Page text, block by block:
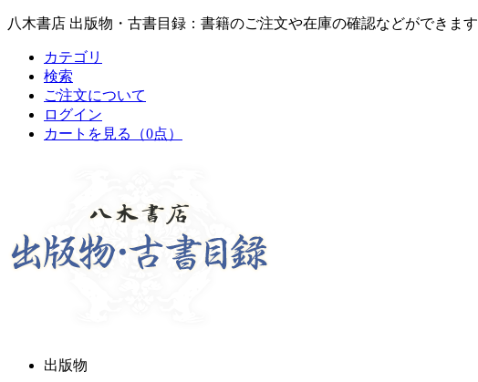
八木書店 出版物・古書目録：書籍のご注文や在庫の確認などができます
カテゴリ
検索
ご注文について
ログイン
カートを見る
（0点）
出版物